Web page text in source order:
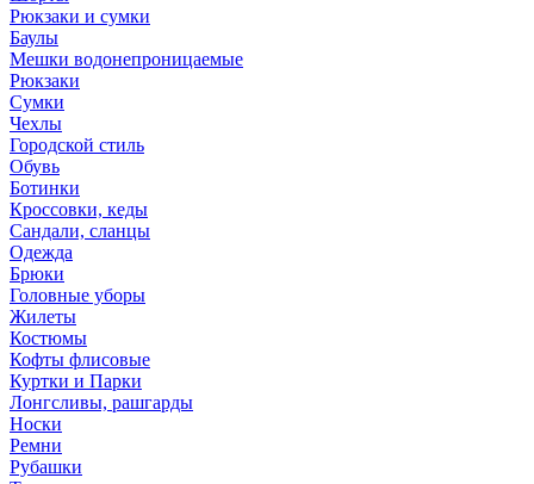
Рюкзаки и сумки
Баулы
Мешки водонепроницаемые
Рюкзаки
Сумки
Чехлы
Городской стиль
Обувь
Ботинки
Кроссовки, кеды
Сандали, сланцы
Одежда
Брюки
Головные уборы
Жилеты
Костюмы
Кофты флисовые
Куртки и Парки
Лонгсливы, рашгарды
Носки
Ремни
Рубашки